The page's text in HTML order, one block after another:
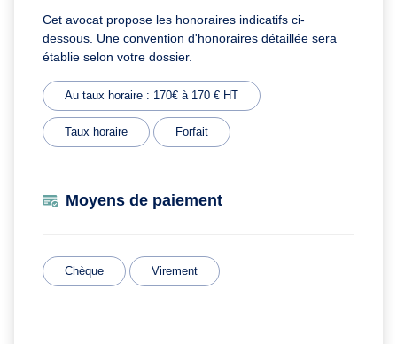
Cet avocat propose les honoraires indicatifs ci-
dessous. Une convention d'honoraires détaillée sera
établie selon votre dossier.
Au taux horaire : 170€ à 170 € HT
Taux horaire Forfait
Moyens de paiement
Chèque Virement